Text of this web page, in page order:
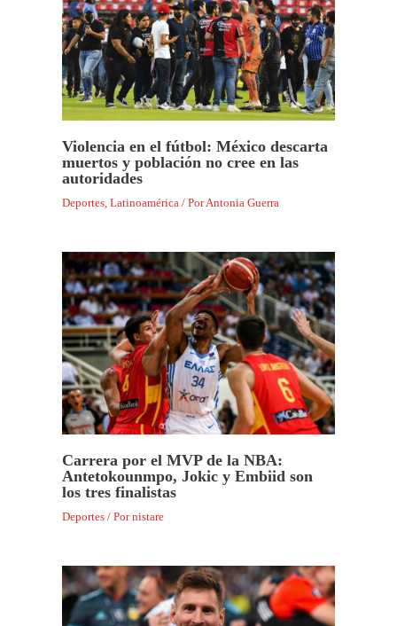
Violencia en el fútbol: México descarta
muertos y población no cree en las
autoridades
Deportes,Latinoamérica / PorAntonia Guerra
Carrera por el MVP de la NBA:
Antetokounmpo, Jokic y Embiid son
los tres finalistas
Deportes / Pornistare